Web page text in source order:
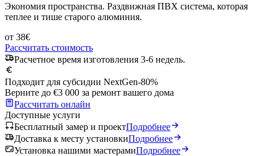
Экономия пространства. Раздвижная ПВХ система, которая
теплее и тише старого алюминия.
от 38€
Рассчитать стоимость
Расчетное время изготовления 3-6 недель.
Подходит для субсидии NextGen-80%
Верните до €3 000 за ремонт вашего дома
Рассчитать онлайн
Доступные услуги
Бесплатный замер и проектПодробнее
Доставка к месту установкиПодробнее
Установка нашими мастерамиПодробнее